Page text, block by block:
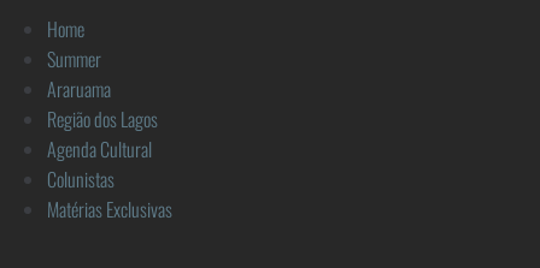
Home
Summer
Araruama
Região dos Lagos
Agenda Cultural
Colunistas
Matérias Exclusivas